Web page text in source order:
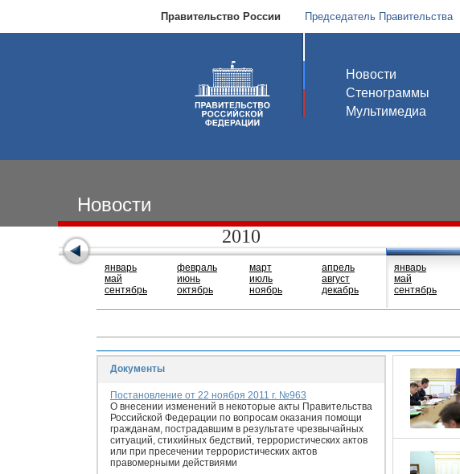
Правительство России Председатель Правительства
Новости
Стенограммы
Мультимедиа
Новости
2010
январь
май
сентябрь
февраль
июнь
октябрь
март
июль
ноябрь
апрель
август
декабрь
январь
май
сентябрь
Документы
Постановление от 22 ноября 2011 г. №963
О внесении изменений в некоторые акты Правительства
Российской Федерации по вопросам оказания помощи
гражданам, пострадавшим в результате чрезвычайных
ситуаций, стихийных бедствий, террористических актов
или при пресечении террористических актов
правомерными действиями